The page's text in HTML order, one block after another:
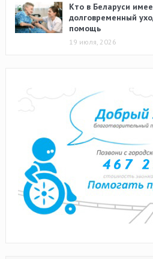
Кто в Беларуси
долговременный
помощь
19 июля, 2026